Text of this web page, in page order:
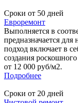
Сроки от 50 дней
Евроремонт
Выполняется в
предназначается
подход включает в
создания
от 12 000 руб/м2.
Подробнее
Сроки от 20 дней